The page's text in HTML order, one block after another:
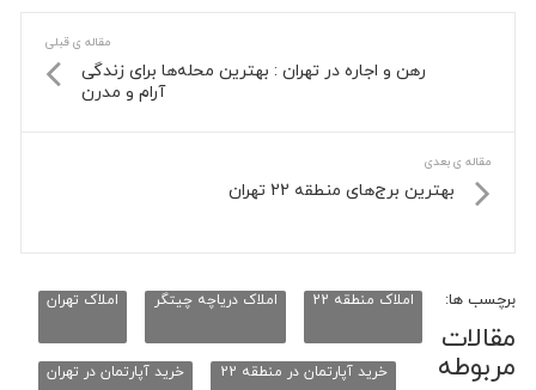
مقاله ی قبلی
رهن و اجاره در تهران : بهترین محله‌ها برای زندگی
آرام و مدرن
مقاله ی بعدی
بهترین برج‌های منطقه 22 تهران
برچسب ها: املاک تهران املاک دریاچه چیتگر املاک منطقه 22
خرید آپارتمان در تهران خرید آپارتمان در منطقه 22
مقالات
مربوطه